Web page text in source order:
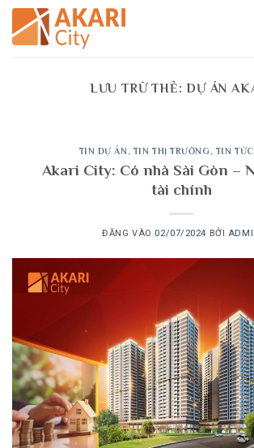
Bỏ
qua
nội
LƯU TRỮ THẺ:DỰ ÁN
TIN DỰ ÁN , TIN THỊ TRƯỜNG, TIN
Akari City: Có nhà Sài Gòn –
tài chính
ĐĂNG VÀO 02/07/2024 BỞI